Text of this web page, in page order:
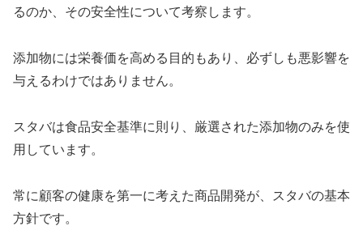
るのか、その安全性について考察します。
添加物には栄養価を高める目的もあり、必ずしも悪影響を
与えるわけではありません。
スタバは食品安全基準に則り、厳選された添加物のみを使
用しています。
常に顧客の健康を第一に考えた商品開発が、スタバの基本
方針です。